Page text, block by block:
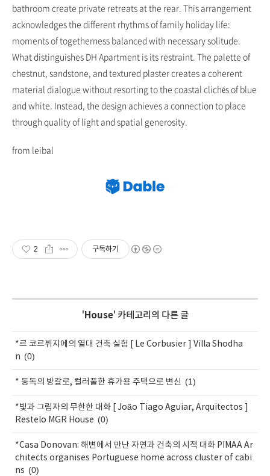
bathroom create private retreats at the rear. This arrangement
acknowledges the different rhythms of family holiday life:
moments of togetherness balanced with necessary solitude.
What distinguishes DH Apartment is its restraint. The palette of
chestnut, sandstone, and textured plaster creates a coherent
material dialogue without resorting to the coastal clichés of blue
and white. Instead, the design achieves a connection to place
through quality of light and spatial generosity.
from leibal
2 구독하기
' House' 카테고리의 다른 글
*르 코르뷔지에의 열대 건축 실험 [ Le Corbusier ] Villa Shodha
n (0)
* 동독의 방갈로, 컬러풀한 휴가용 주택으로 변신 (1)
*빛과 그림자의 무한한 대화 [ João Tiago Aguiar, Arquitectos ]
Restelo MGR House (0)
*Casa Donovan: 해변에서 만난 자연과 건축의 시적 대화 PIMAA Ar
chitects organises Portuguese home across cluster of cabi
ns (0)